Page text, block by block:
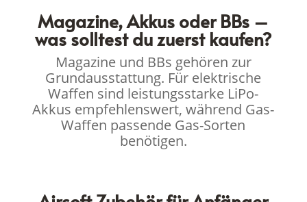
Magazine, Akkus oder BBs –
was solltest du zuerst kaufen?
Magazine und BBs gehören zur
Grundausstattung. Für elektrische
Waffen sind leistungsstarke LiPo-
Akkus empfehlenswert, während Gas-
Waffen passende Gas-Sorten
benötigen.